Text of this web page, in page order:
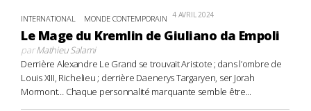
INTERNATIONAL MONDE CONTEMPORAIN 4 AVRIL 2024
Le Mage du Kremlin de Giuliano da Empoli
parMathieu Salami
Derrière Alexandre Le Grand se trouvait Aristote ; dans l’ombre de
Louis XIII, Richelieu ; derrière Daenerys Targaryen, ser Jorah
Mormont… Chaque personnalité marquante semble être...